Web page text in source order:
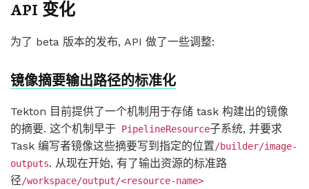
API 变化
为了 beta 版本的发布, API 做了一些调整:
镜像摘要输出路径的标准化
Tekton 目前提供了一个机制用于存储 task 构建出的镜像
的摘要. 这个机制早于 PipelineResource子系统, 并要求
Task 编写者镜像这些摘要写到指定的位置/builder/image-
outputs. 从现在开始, 有了输出资源的标准路
径/workspace/output/<resource-name>